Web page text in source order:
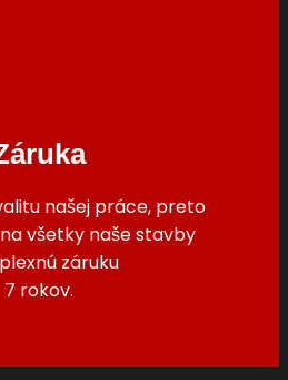
našej práce, preto
všetky naše stavby
záruku
7 rokov.